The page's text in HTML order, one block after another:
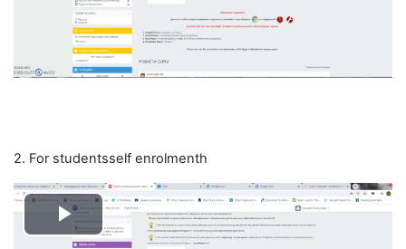
2. For studentsself enrolmenth
Воспроизвести